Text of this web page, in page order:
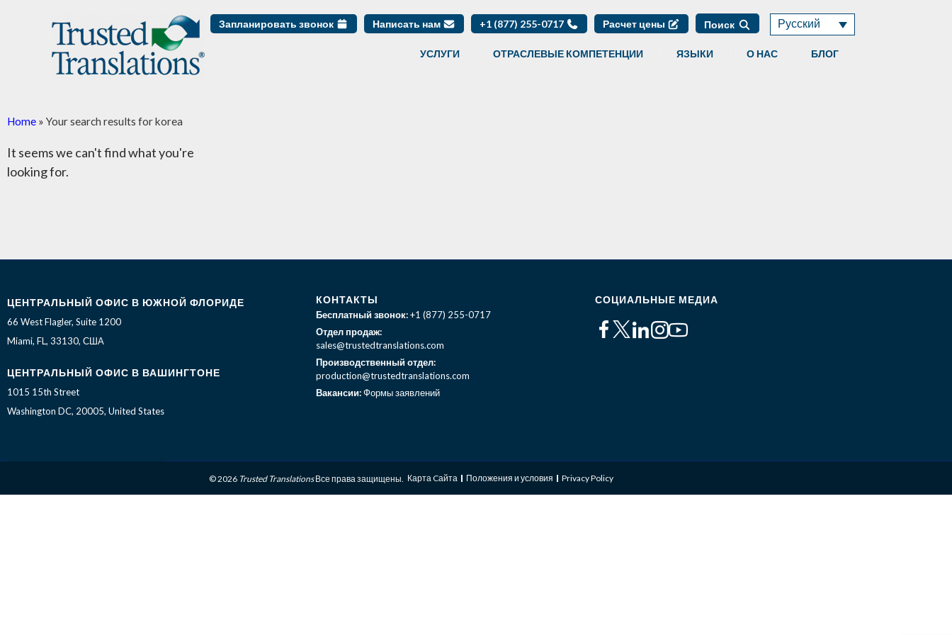
Запланировать звонок Написать нам +1 (877) 255-0717 Расчет цены Поиск Русский
УСЛУГИ ОТРАСЛЕВЫЕ КОМПЕТЕНЦИИ ЯЗЫКИ О НАС БЛОГ
Home » Your search results for korea
It seems we can't find what you're
looking for.
ЦЕНТРАЛЬНЫЙ ОФИС В ЮЖНОЙ ФЛОРИДЕ
66 West Flagler, Suite 1200
Miami, FL, 33130, США
ЦЕНТРАЛЬНЫЙ ОФИС В ВАШИНГТОНЕ
1015 15th Street
Washington DC, 20005, United States
КОНТАКТЫ
Бесплатный звонок: +1 (877) 255-0717
Отдел продаж:
sales@trustedtranslations.com
Производственный отдел:
production@trustedtranslations.com
Вакансии:Формы заявлений
СОЦИАЛЬНЫЕ МЕДИА
© 2026 Trusted TranslationsВсе права защищены. Карта Cайта Положения и условия Privacy Policy